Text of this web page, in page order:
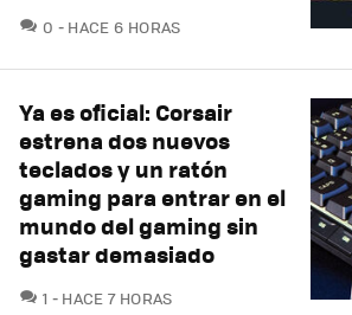
0 COMENTARIOS
HACE 6 HORAS
Ya es oficial: Corsair
estrena dos nuevos
teclados y un ratón
gaming para entrar en el
mundo del gaming sin
gastar demasiado
1 COMENTARIOS
HACE 7 HORAS